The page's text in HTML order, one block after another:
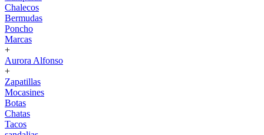
Chalecos
Bermudas
Poncho
Marcas
+
Aurora Alfonso
+
Zapatillas
Mocasines
Botas
Chatas
Tacos